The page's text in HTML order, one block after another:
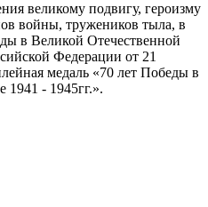
великому подвигу, героизму
войны, тружеников тыла, в
в Великой Отечественной
Федерации от 21
медаль «70 лет Победы в
1941 - 1945гг.».